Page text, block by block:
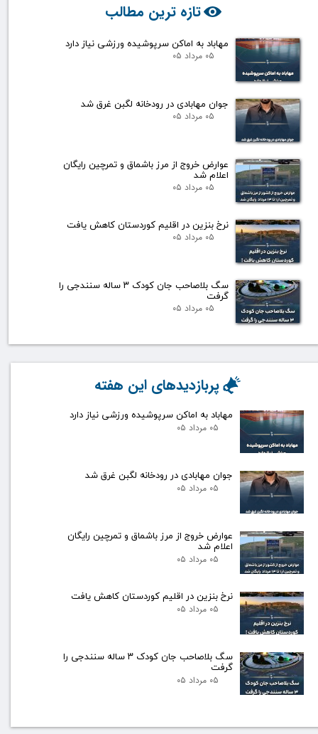
تازه ترین مطالب
مهاباد به اماکن سرپوشیده ورزشی نیاز دارد
۰۵ مرداد ۰۵
جوان مهابادی در رودخانه لگبن غرق شد
۰۵ مرداد ۰۵
عوارض خروج از مرز باشماق و تمرچین رایگان
اعلام شد
۰۵ مرداد ۰۵
نرخ بنزین در اقلیم کوردستان کاهش یافت
۰۵ مرداد ۰۵
سگ بلاصاحب جان کودک ۳ ساله سنندجی را
گرفت
۰۵ مرداد ۰۵
مهاباد به اماکن سرپوشیده ورزشی نیاز دارد
۰۵ مرداد ۰۵
جوان مهابادی در رودخانه لگبن غرق شد
۰۵ مرداد ۰۵
عوارض خروج از مرز باشماق و تمرچین رایگان
اعلام شد
۰۵ مرداد ۰۵
نرخ بنزین در اقلیم کوردستان کاهش یافت
۰۵ مرداد ۰۵
سگ بلاصاحب جان کودک ۳ ساله سنندجی را
گرفت
۰۵ مرداد ۰۵
پربازدیدهای این هفته